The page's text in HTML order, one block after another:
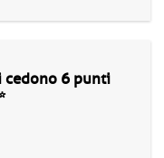
cedono 6 punti